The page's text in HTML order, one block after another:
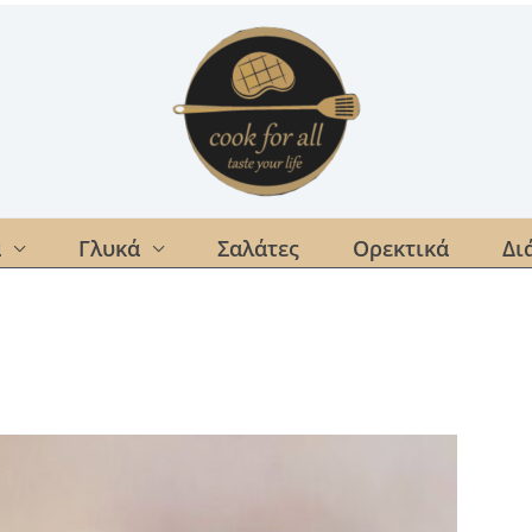
Γλυκά Σαλάτες Ορεκτικά